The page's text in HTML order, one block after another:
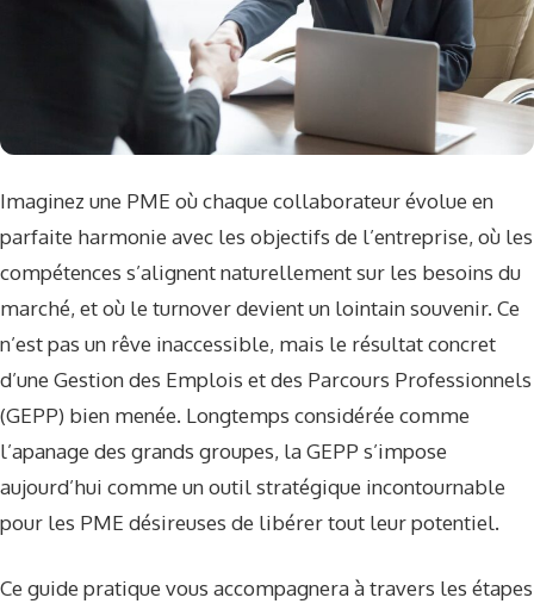
Imaginez une PME où chaque collaborateur évolue en
parfaite harmonie avec les objectifs de l’entreprise, où les
compétences s’alignent naturellement sur les besoins du
marché, et où le turnover devient un lointain souvenir. Ce
n’est pas un rêve inaccessible, mais le résultat concret
d’une Gestion des Emplois et des Parcours Professionnels
(GEPP) bien menée. Longtemps considérée comme
l’apanage des grands groupes, la GEPP s’impose
aujourd’hui comme un outil stratégique incontournable
pour les PME désireuses de libérer tout leur potentiel.
Ce guide pratique vous accompagnera à travers les étapes